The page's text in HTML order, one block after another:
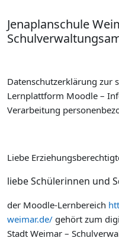
Jenaplanschule
Datenschutzerklärung zur
Lernplattform Moodle –
Verarbeitung
Liebe
liebe Schülerinnen und
der Moodle-Lernbereich
weimar.de/ gehört zum
Stadt Weimar –